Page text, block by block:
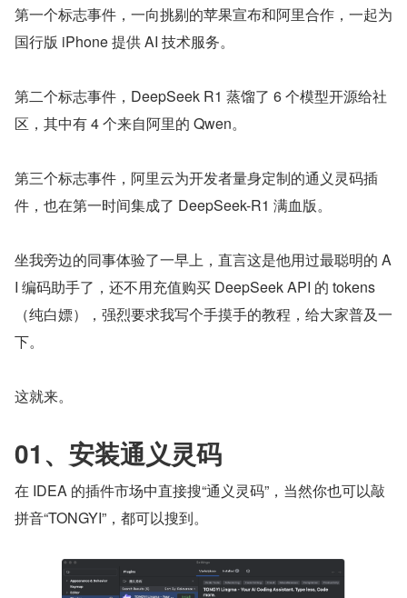
第一个标志事件，一向挑剔的苹果宣布和阿里合作，一起为
国行版 iPhone 提供 AI 技术服务。
第二个标志事件，DeepSeek R1 蒸馏了 6 个模型开源给社
区，其中有 4 个来自阿里的 Qwen。
第三个标志事件，阿里云为开发者量身定制的通义灵码插
件，也在第一时间集成了 DeepSeek-R1 满血版。
坐我旁边的同事体验了一早上，直言这是他用过最聪明的 A
I 编码助手了，还不用充值购买 DeepSeek API 的 tokens
（纯白嫖），强烈要求我写个手摸手的教程，给大家普及一
下。
这就来。
01、安装通义灵码
在 IDEA 的插件市场中直接搜“通义灵码”，当然你也可以敲
拼音“TONGYI”，都可以搜到。